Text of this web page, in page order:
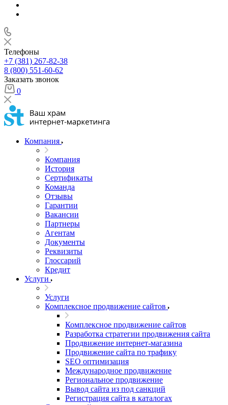
Телефоны
+7 (381) 267-82-38
8 (800) 551-60-62
Заказать звонок
0
Компания
Компания
История
Сертификаты
Команда
Отзывы
Гарантии
Вакансии
Партнеры
Агентам
Документы
Реквизиты
Глоссарий
Кредит
Услуги
Услуги
Комплексное продвижение сайтов
Комплексное продвижение сайтов
Разработка стратегии продвижения сайта
Продвижение интернет-магазина
Продвижение сайта по трафику
SEO оптимизация
Международное продвижение
Региональное продвижение
Вывод сайта из под санкций
Регистрация сайта в каталогах